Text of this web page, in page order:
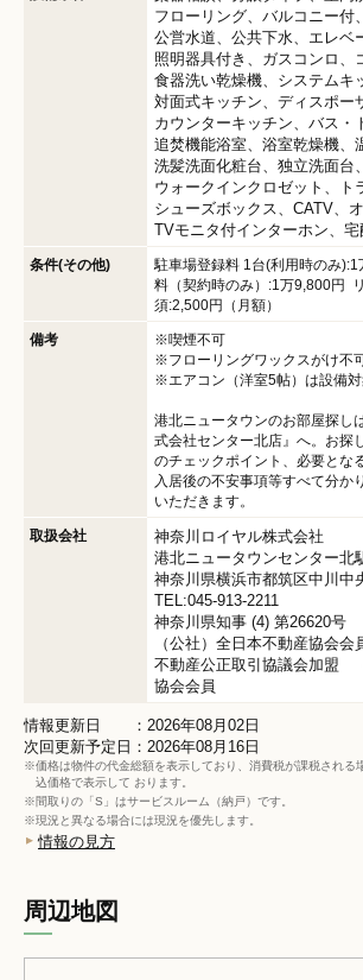
フローリング
バルコニー付
公営水道
公共下水 エレベ
照明器具付き
ガスコンロ
食器洗い乾燥機
システムキ
対面式キッチン
ディスポー
カウンターキッチン
バス・
追焚機能浴室
浴室乾燥機
洗髪洗面化粧台
独立洗面台
ウォークインクロゼット
ト
シューズボックス
CATV
TVモニタ付インターホン
宅
条件(その他)
駐車場登録料 1台(利用時のみ
料（契約時のみ）:1万9,800円
須:2,500円（月額）
備考
※喫煙不可
※フローリングワックスがけ不
※エアコン（洋室5帖）は設備対
港北ニュータウンのお部屋探し
式会社センター北店』へ。お探
のチェックポイント、必要とな
入居後の不安事項等すべて分か
いただきます。
取扱会社
神奈川ロイヤル株式会社
港北ニュータウンセンター北
神奈川県横浜市都筑区中川中
TEL:045-913-2211
神奈川県知事 (4) 第26620号
（公社）全日本不動産協会
不動産公正取引協議会加盟
協会会員
情報更新日 ：2026年08月02日
次回更新予定日：2026年08月16日
※価格は物件の代金総額を表示しており、消費税が課税される
込価格で表示して おります。
※間取りの「S」はサービスルーム（納戸）です。
※現況と異なる場合には現況を優先します。
情報の見方
周辺地図